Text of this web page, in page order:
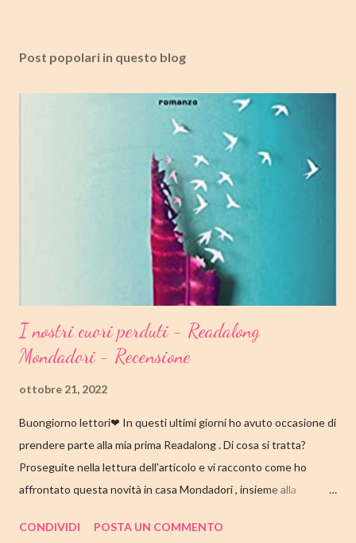
Post popolari in questo blog
I nostri cuori perduti - Readalong
Mondadori - Recensione
ottobre 21, 2022
Buongiorno lettori❤ In questi ultimi giorni ho avuto occasione di
prendere parte alla mia prima Readalong . Di cosa si tratta?
Proseguite nella lettura dell'articolo e vi racconto come ho
affrontato questa novità in casa Mondadori , insieme alla
ringraziamenti. Nell'articolo di seguito parliamo quindi di " I nostri
CONDIVIDI
POSTA UN COMMENTO